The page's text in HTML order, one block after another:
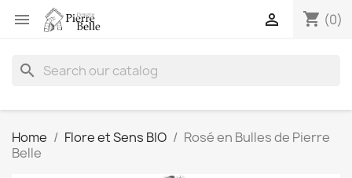
 shopping_cart (0)

search
Home Flore et Sens BIO
Rosé en Bulles de Pierre
Belle